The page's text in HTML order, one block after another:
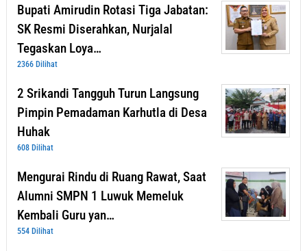
Bupati Amirudin Rotasi Tiga Jabatan:
SK Resmi Diserahkan, Nurjalal
Tegaskan Loya…
2366 Dilihat
2 Srikandi Tangguh Turun Langsung
Pimpin Pemadaman Karhutla di Desa
Huhak
608 Dilihat
Mengurai Rindu di Ruang Rawat, Saat
Alumni SMPN 1 Luwuk Memeluk
Kembali Guru yan…
554 Dilihat